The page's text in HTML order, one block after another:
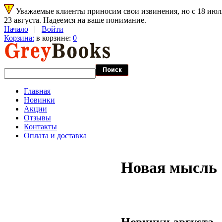
Уважаемые клиенты приносим свои извинения, но с 18
23 августа. Надеемся на ваше понимание.
Начало | Войти
Корзина: в корзине: 0
Главная
Новинки
Акции
Отзывы
Контакты
Оплата и доставка
Новая мысль